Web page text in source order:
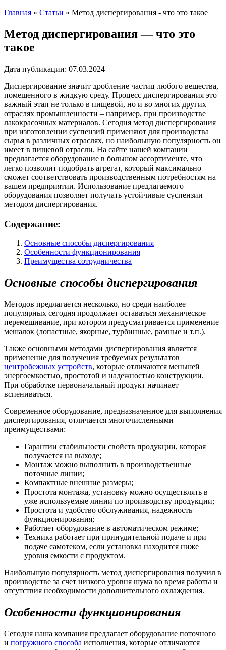
Главная » Статьи » Метод диспергирования - что это такое
Метод диспергирования — что это
такое
Дата публикации: 07.03.2024
Диспергирование значит дробление частиц любого вещества,
помещенного в жидкую среду. Процесс диспергирования это
важный этап не только в пищевой, но и во многих других
отраслях промышленности – например, при производстве
лакокрасочных материалов. Сегодня метод диспергирования
при изготовлении суспензий применяют для производства
сырья в различных отраслях, но наибольшую популярность он
имеет в пищевой отрасли. На сайте нашей компании
предлагается оборудование в большом ассортименте, что
легко позволит подобрать агрегат, который максимально
сможет соответствовать производственным потребностям на
вашем предприятии. Использование предлагаемого
оборудования позволяет получать устойчивые суспензии
методом диспергирования.
Содержание:
Основные способы диспергирования
Особенности функционирования
Преимущества сотрудничества
Основные способы диспергирования
Методов предлагается несколько, но среди наиболее
популярных сегодня продолжает оставаться механическое
перемешивание, при котором предусматривается применение
мешалок (лопастные, якорные, турбинные, рамные и т.п.).
Также основными методами диспергирования является
применение для получения требуемых результатов
центробежных устройств, которые отличаются меньшей
энергоемкостью, простотой и надежностью конструкции.
При обработке первоначальный продукт начинает
вспениваться.
Современное оборудование, предназначенное для выполнения
диспергирования, отличается многочисленными
преимуществами:
Гарантии стабильности свойств продукции, которая
получается на выходе;
Монтаж можно выполнить в производственные
поточные линии;
Компактные внешние размеры;
Простота монтажа, установку можно осуществлять в
уже используемые линии по производству продукции;
Простота и удобство обслуживания, надежность
функционирования;
Работает оборудование в автоматическом режиме;
Техника работает при принудительной подаче и при
подаче самотеком, если установка находится ниже
уровня емкости с продуктом.
Наибольшую популярность метод диспергирования получил в
производстве за счет низкого уровня шума во время работы и
отсутствия необходимости дополнительного охлаждения.
Особенности функционирования
Сегодня наша компания предлагает оборудование поточного
и погружного способа исполнения, которые отличаются